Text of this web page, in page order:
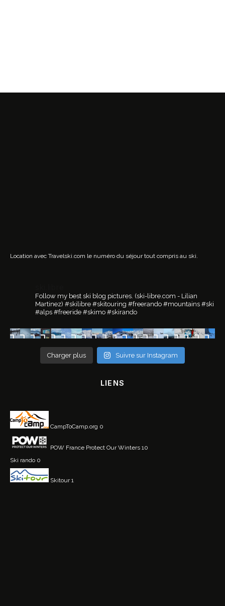
Location avec Travelski.com le numéro du séjour tout compris au ski.
Follow my best ski blog pictures. (ski-libre.com - Lilian
Martinez) #skilibre #skitouring #freerando #mountains #ski
#alps #freeride #skimo #skirando
Charger plus Suivre sur Instagram
LIENS
CampToCamp.org 0
POW France Protect Our Winters 10
Ski rando 0
Skitour1